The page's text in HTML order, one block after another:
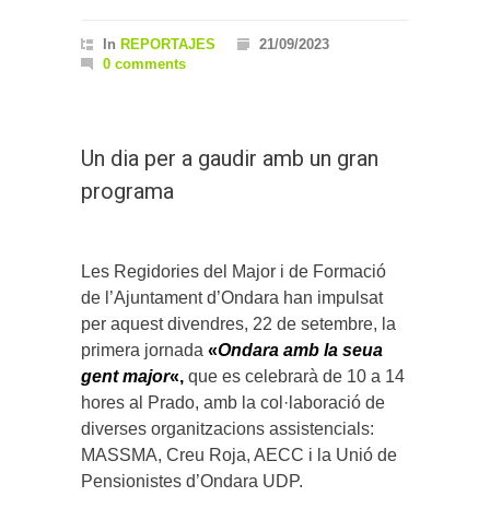
In REPORTAJES
21/09/2023
0 comments
Un dia per a gaudir amb un gran
programa
Les Regidories del Major i de Formació
de l’Ajuntament d’Ondara han impulsat
per aquest divendres, 22 de setembre, la
primera jornada «Ondara amb la seua
gent major«, que es celebrarà de 10 a 14
hores al Prado, amb la col·laboració de
diverses organitzacions assistencials:
MASSMA, Creu Roja, AECC i la Unió de
Pensionistes d’Ondara UDP.